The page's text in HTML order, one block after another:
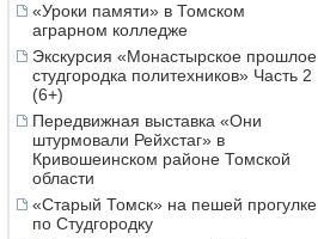
«Уроки памяти» в Томском
аграрном колледже
Экскурсия «Монастырское прошлое
студгородка политехников» Часть 2
(6+)
Передвижная выставка «Они
штурмовали Рейхстаг» в
Кривошеинском районе Томской
области
«Старый Томск» на пешей прогулке
по Студгородку